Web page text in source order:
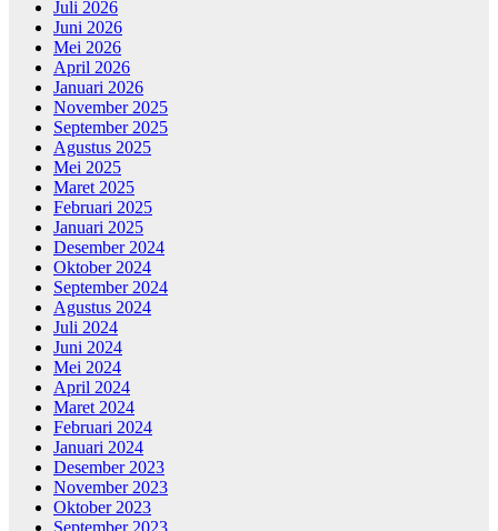
Juli 2026
Juni 2026
Mei 2026
April 2026
Januari 2026
November 2025
September 2025
Agustus 2025
Mei 2025
Maret 2025
Februari 2025
Januari 2025
Desember 2024
Oktober 2024
September 2024
Agustus 2024
Juli 2024
Juni 2024
Mei 2024
April 2024
Maret 2024
Februari 2024
Januari 2024
Desember 2023
November 2023
Oktober 2023
September 2023